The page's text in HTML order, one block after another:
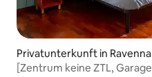
Privatunterkunft in Ravenna